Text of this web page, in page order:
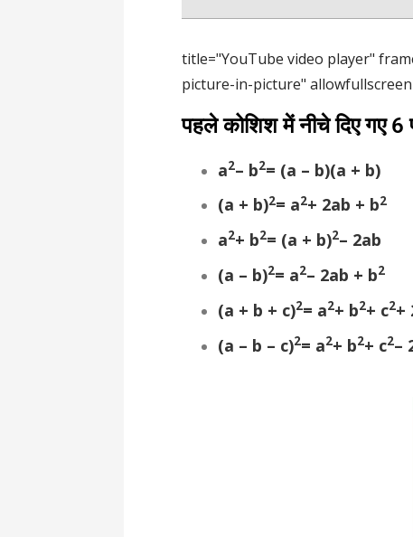
title="YouTube video player"
picture-in-picture"
पहले कोशिश में नीचे दिए गए 6
a2– b2= (a – b)(a + b)
(a + b)2= a2+ 2ab + b2
a2+ b2= (a + b)2– 2ab
(a – b)2= a2– 2ab + b2
(a + b + c)2= a2+ b2+ c2+
(a – b – c)2= a2+ b2+ c2–